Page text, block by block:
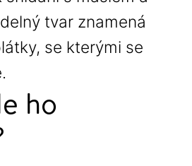
tvar znamená
se kterými se
ho